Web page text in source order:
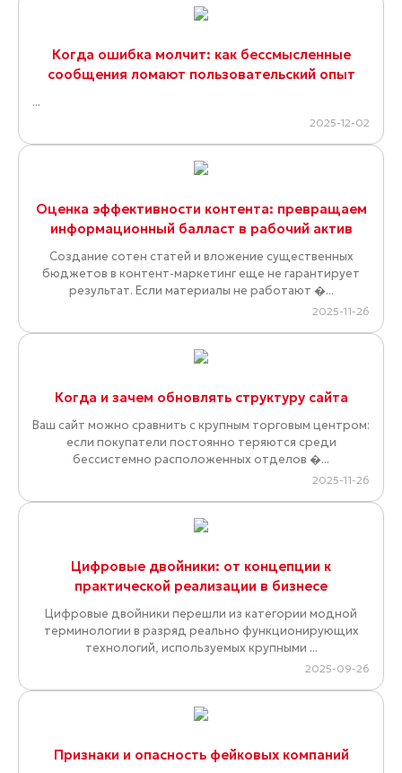
Когда ошибка молчит: как бессмысленные
сообщения ломают пользовательский опыт
...
2025-12-02
Оценка эффективности контента: превращаем
информационный балласт в рабочий актив
Создание сотен статей и вложение существенных
бюджетов в контент-маркетинг еще не гарантирует
результат. Если материалы не работают �...
2025-11-26
Когда и зачем обновлять структуру сайта
Ваш сайт можно сравнить с крупным торговым центром:
если покупатели постоянно теряются среди
бессистемно расположенных отделов �...
2025-11-26
Цифровые двойники: от концепции к
практической реализации в бизнесе
Цифровые двойники перешли из категории модной
терминологии в разряд реально функционирующих
технологий, используемых крупными ...
2025-09-26
Признаки и опасность фейковых компаний